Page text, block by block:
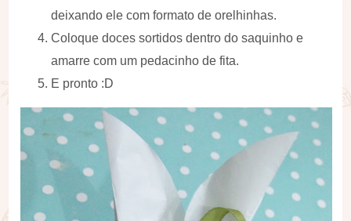
deixando ele com formato de orelhinhas.
Coloque doces sortidos dentro do saquinho e
amarre com um pedacinho de fita.
E pronto :D